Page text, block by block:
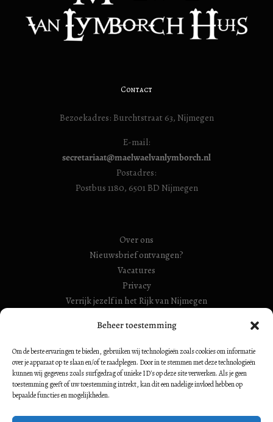
Beheer toestemming
Om de beste ervaringen te bieden, gebruiken wij technologieën zoals cookies om informatie
over je apparaat op te slaan en/of te raadplegen. Door in te stemmen met deze technologieën
kunnen wij gegevens zoals surfgedrag of unieke ID's op deze site verwerken. Als je geen
toestemming geeft of uw toestemming intrekt, kan dit een nadelige invloed hebben op
bepaalde functies en mogelijkheden.
Contact
Bezoekadres: Burchtstraat 63, Nijmegen
E-mail:
secretariaat@maelwaelvanlymborch.nl
Postadres:
Postbus 1180, 6501 BD Nijmegen
Over ons
Nieuwsbrief ontvangen?
Vacatures
Privacy
Verrijk jezelf in het Rijk van Nijmegen
RSIN Gebroeders Van Limburg Huis (ook: Maelwael van
RSIN Stiching Maelwael Van Lymborch: 813106680